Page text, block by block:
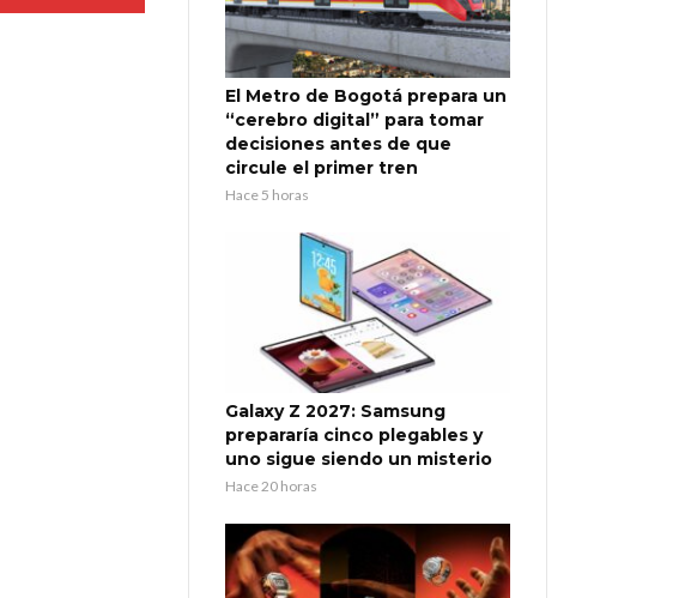
El Metro de Bogotá prepara un
“cerebro digital” para tomar
decisiones antes de que
circule el primer tren
Hace 5 horas
Galaxy Z 2027: Samsung
prepararía cinco plegables y
uno sigue siendo un misterio
Hace 20 horas